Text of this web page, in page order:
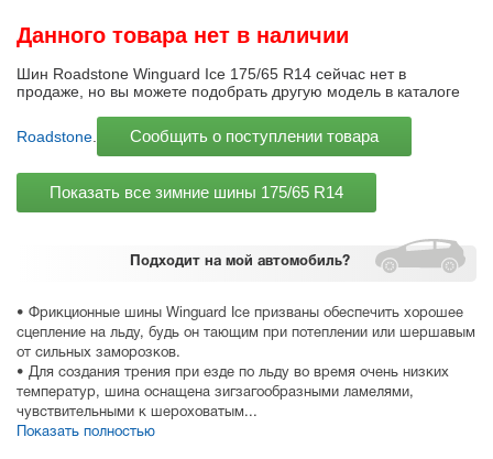
Подходит на мой автомобиль?
• Фрикционные шины Winguard Ice призваны обеспечить хорошее
сцепление на льду, будь он тающим при потеплении или шершавым
от сильных заморозков.
• Для создания трения при езде по льду во время очень низких
температур, шина оснащена зигзагообразными ламелями,
чувствительными к шероховатым...
Показать полностью
Данного товара нет в наличии
Шин Roadstone Winguard Ice 175/65 R14 сейчас нет в
продаже, но вы можете подобрать другую модель в каталоге
Roadstone Сообщить о поступлении товара
Показать все зимние шины 175/65 R14